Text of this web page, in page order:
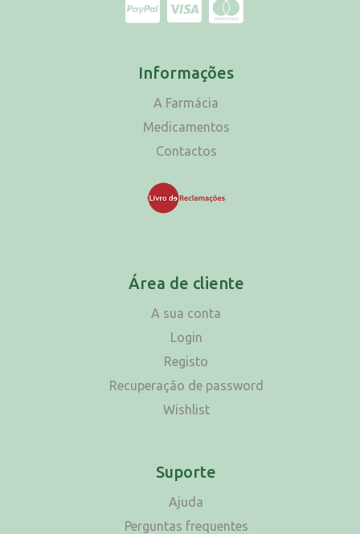
Informações
A Farmácia
Medicamentos
Contactos
Área de cliente
A sua conta
Login
Registo
Recuperação de password
Wishlist
Suporte
Ajuda
Perguntas frequentes